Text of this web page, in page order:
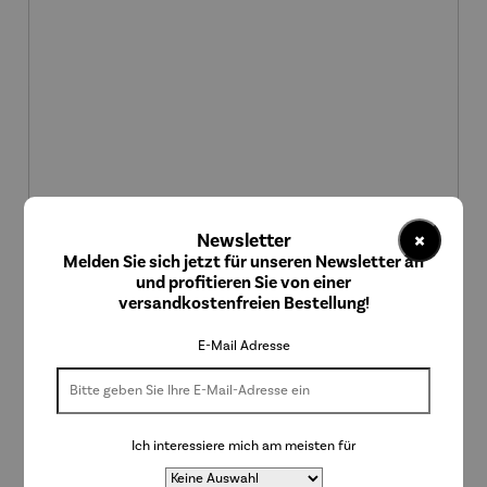
Weinpaket 6er Set I Rotwein/Weißwein – Piemont
Moscato
×
Newsletter
Melden Sie sich jetzt für unseren Newsletter an
und profitieren Sie von einer
versandkostenfreien Bestellung!
E-Mail Adresse
Ich interessiere mich am meisten für